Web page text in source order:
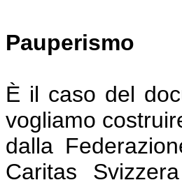
Pauperismo
È il caso del
vogliamo
dalla
Caritas